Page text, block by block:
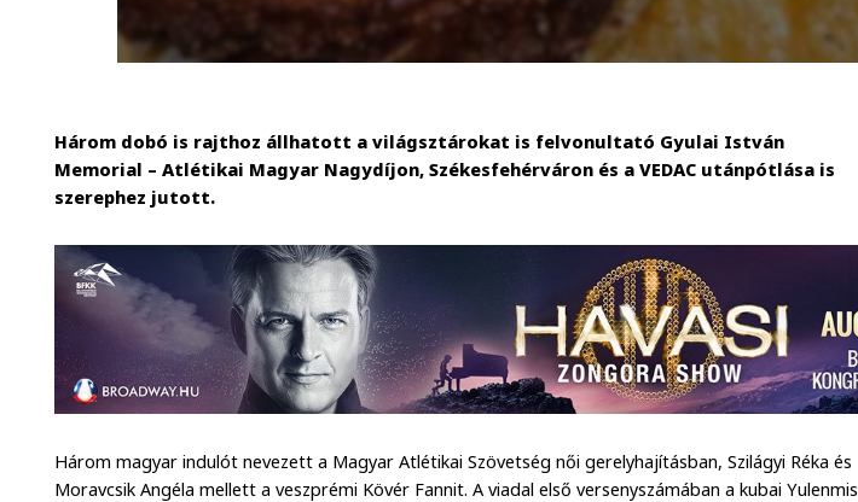
Három dobó is rajthoz állhatott a világsztárokat is felvonultató Gyulai István
Memorial – Atlétikai Magyar Nagydíjon, Székesfehérváron és a VEDAC utánpótlása is
szerephez jutott.
Három magyar indulót nevezett a Magyar Atlétikai Szövetség női gerelyhajításban, Szilágyi Réka és
Moravcsik Angéla mellett a veszprémi Kövér Fannit. A viadal első versenyszámában a kubai Yulenmis